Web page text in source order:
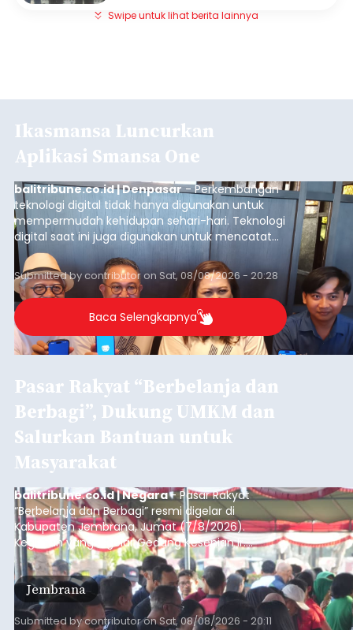
Swipe untuk lihat berita lainnya
Ikasmansa Luncurkan
Aplikasi Smansa One
balitribune.co.id | Denpasar- Perkembangan
teknologi digital tidak hanya digunakan untuk
mempermudah kehidupan sehari-hari. Teknologi
digital saat ini juga digunakan untuk mencatat
dan mengelola data base alumni dari suatu
sekolah, salah satunya adalah alumni SMA 1
Denpasar.
Submitted bycontributoron Sat, 08/08/2026 - 20:28
Baca Selengkapnya
Pasar Rakyat “Berbelanja dan
Berbagi”, Dukung UMKM dan
Salurkan Bantuan untuk
Masyarakat
balitribune.co.id | Negara- Pasar Rakyat
“Berbelanja dan Berbagi” resmi digelar di
Kabupaten Jembrana, Jumat (7/8/2026).
Kegiatan yang digelar Gedung Kesenian Ir.
Soekarno ini memadukan pemberdayaan
ekonomi masyarakat dengan aksi sosial tersebut
mendapat antusiasme tinggi dan mencatat nilai
transaksi mencapai Rp672.733.200.
Jembrana
Submitted bycontributoronSat, 08/08/2026 - 20:11